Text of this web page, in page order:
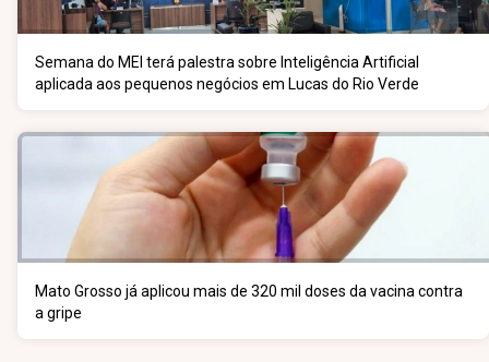
Semana do MEI terá palestra sobre Inteligência Artificial
aplicada aos pequenos negócios em Lucas do Rio Verde
Mato Grosso já aplicou mais de 320 mil doses da vacina contra
a gripe